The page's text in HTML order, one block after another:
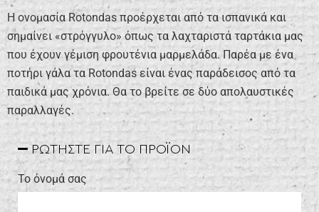
H ονομασία Rotondas προέρχεται από τα ισπανικά και
σημαίνει «στρόγγυλο» όπως τα λαχταριστά ταρτάκια μας
που έχουν γέμιση φρουτένια μαρμελάδα. Παρέα με ένα
ποτήρι γάλα τα Rotondas είναι ένας παράδεισος από τα
παιδικά μας χρόνια. Θα το βρείτε σε δύο απολαυστικές
παραλλαγές.
ΡΩΤΗΣΤΕ ΓΙΑ ΤΟ ΠΡΟΪΟΝ
Το όνομά σας